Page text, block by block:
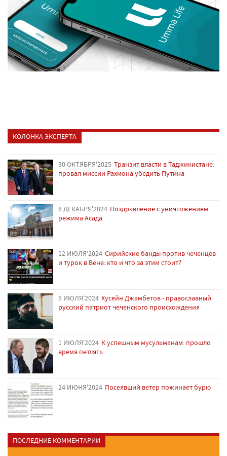
КОЛОНКА ЭКСПЕРТА
30 ОКТЯБРЯ'2025 Транзит власти в Таджикистане:
провал миссии Рахмона убедить Путина
8 ДЕКАБРЯ'2024 Поздравление с уничтожением
режима Асада
12 ИЮЛЯ'2024 Сирийские банды против чеченцев
и турок в Вене: кто и что за этим стоит?
5 ИЮЛЯ'2024 Хусейн Джамбетов - православный
русский патриот чеченского происхождения
1 ИЮЛЯ'2024 К успешным мусульманам: прошло
время петлять
24 ИЮНЯ'2024 Посеявший ветер пожинает бурю
ПОСЛЕДНИЕ КОММЕНТАРИИ